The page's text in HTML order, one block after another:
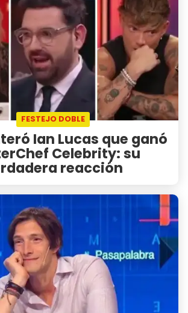
FESTEJO DOBLE
Ian Lucas que ganó
Celebrity: su
reacción